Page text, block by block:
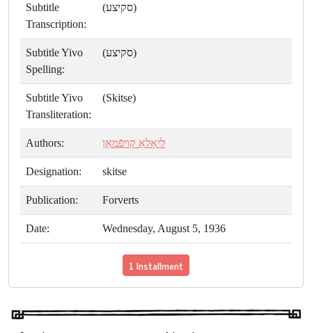
Subtitle
Transcription:
(סקיצע)
Subtitle Yivo
Spelling:
(סקיצע)
Subtitle Yivo
Transliteration:
(Skitse)
Authors: ליאָלאַ קויפֿמאַן
Designation: skitse
Publication: Forverts
Date: Wednesday, August 5, 1936
1 Installment